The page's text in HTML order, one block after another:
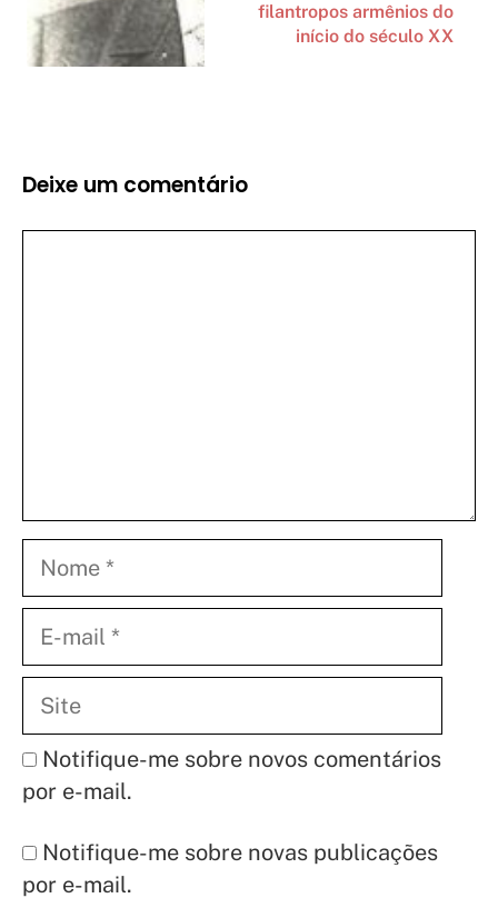
filantropos armênios do
início do século XX
Deixe um comentário
mail
Notifique-me sobre novos comentários
por e-mail.
Notifique-me sobre novas publicações
por e-mail.